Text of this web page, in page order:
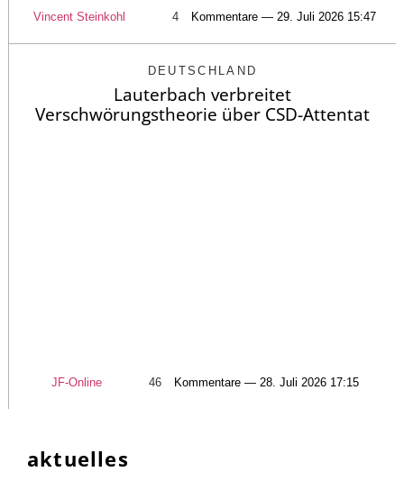
Vincent Steinkohl 4 Kommentare — 29. Juli 2026 15:47
DEUTSCHLAND
Lauterbach verbreitet
Verschwörungstheorie über CSD-Attentat
JF-Online 46 Kommentare — 28. Juli 2026 17:15
aktuelles